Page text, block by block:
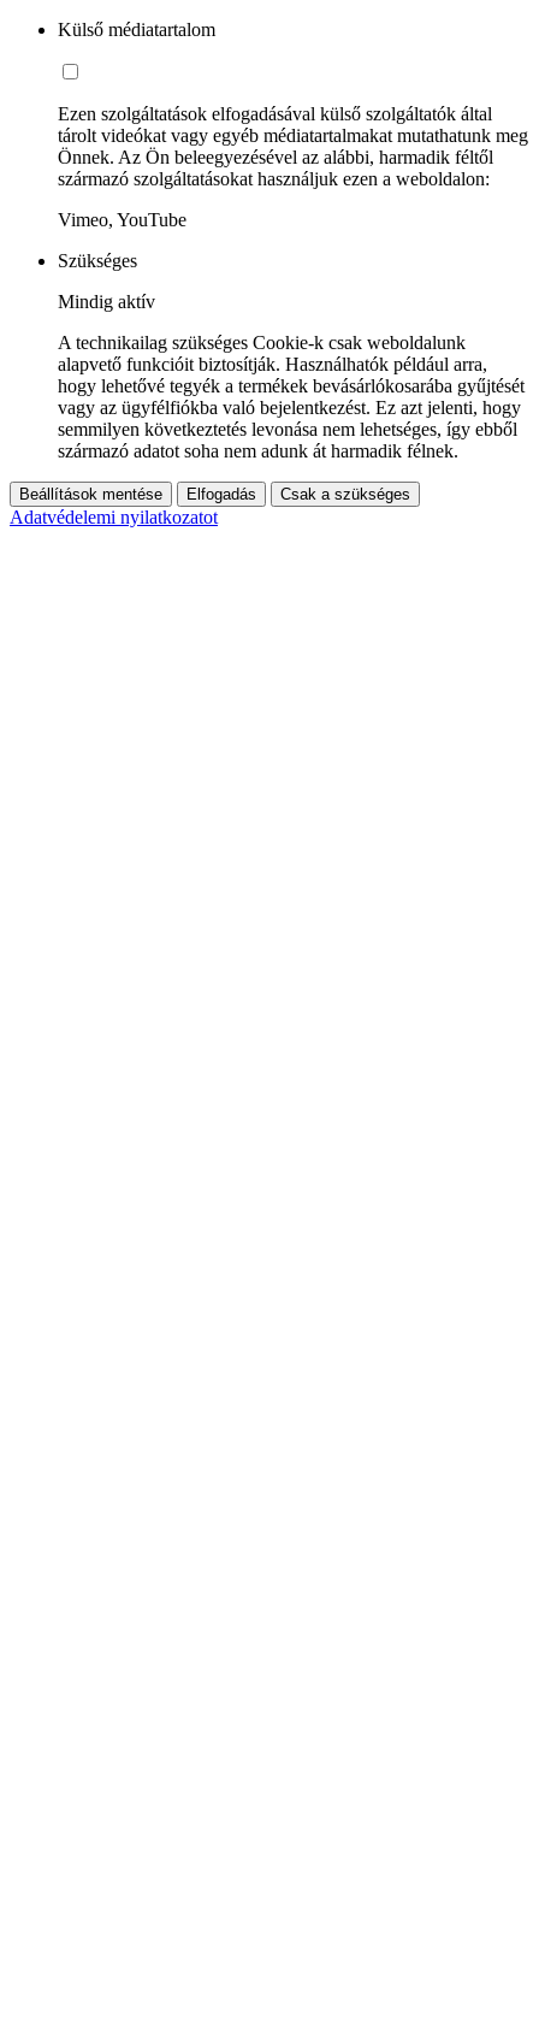
Külső médiatartalom
Ezen szolgáltatások elfogadásával külső szolgáltatók által
tárolt videókat vagy egyéb médiatartalmakat mutathatunk meg
Önnek. Az Ön beleegyezésével az alábbi, harmadik féltől
származó szolgáltatásokat használjuk ezen a weboldalon:
Vimeo, YouTube
Szükséges
Mindig aktív
A technikailag szükséges Cookie-k csak weboldalunk
alapvető funkcióit biztosítják. Használhatók például arra,
hogy lehetővé tegyék a termékek bevásárlókosarába gyűjtését
vagy az ügyfélfiókba való bejelentkezést. Ez azt jelenti, hogy
semmilyen következtetés levonása nem lehetséges, így ebből
származó adatot soha nem adunk át harmadik félnek.
Beállítások mentése Elfogadás Csak a szükséges
Adatvédelemi nyilatkozatot